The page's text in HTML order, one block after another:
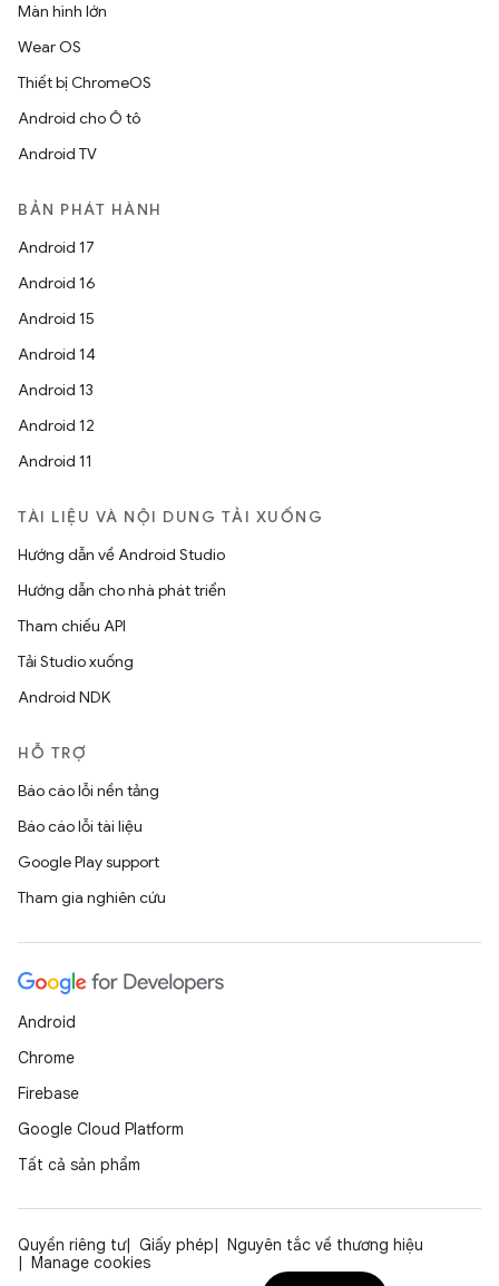
Màn hình lớn
Wear OS
Thiết bị ChromeOS
Android cho Ô tô
Android TV
BẢN PHÁT HÀNH
Android 17
Android 16
Android 15
Android 14
Android 13
Android 12
Android 11
TÀI LIỆU VÀ NỘI DUNG TẢI XUỐNG
Hướng dẫn về Android Studio
Hướng dẫn cho nhà phát triển
Tham chiếu API
Tải Studio xuống
Android NDK
HỖ TRỢ
Báo cáo lỗi nền tảng
Báo cáo lỗi tài liệu
Google Play support
Tham gia nghiên cứu
Android
Chrome
Firebase
Google Cloud Platform
Tất cả sản phẩm
Quyền riêng tư Giấy phép
Nguyên tắc về thương hiệu
Manage cookies